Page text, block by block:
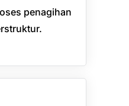
penagihan